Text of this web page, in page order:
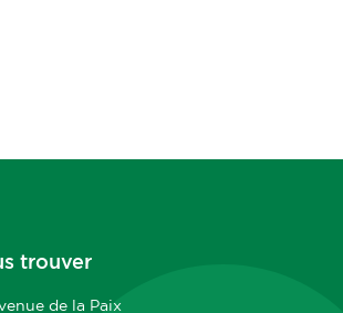
trouver
de la Paix